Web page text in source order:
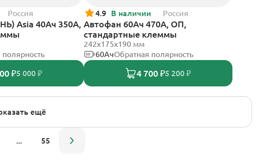
Россия
Asia 40Ач 350А,
₽5 000 ₽
4.9 В наличии Россия
Автофан 60Ач 470А, ОП,
стандартные клеммы
242х175х190 мм
60АчОбратная полярность
4 700 ₽5 200 ₽
ещё
... 55